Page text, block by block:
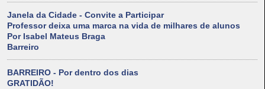
Janela da Cidade - Convite a Participar
Professor deixa uma marca na vida de milhares de alunos
Por Isabel Mateus Braga
Barreiro
BARREIRO - Por dentro dos dias
GRATIDÃO!